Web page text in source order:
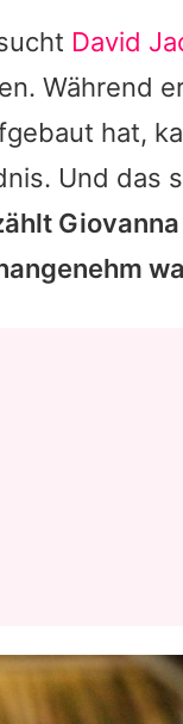
David
Während
hat,
Und das
Giovanna